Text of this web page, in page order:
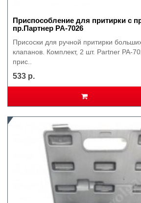
Приспособление для притирки с
пр.Партнер РА-7026
Присоски для ручной притирки
клапанов. Комплект, 2 шт. Partner PA-
прис..
533 р.